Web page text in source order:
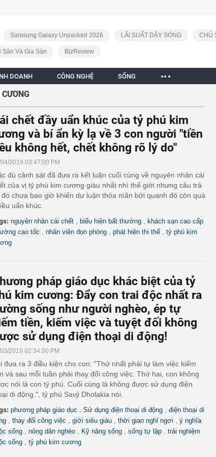
Samsung Galaxy Unpacked 2026 LÃI SUẤT DẬY SÓNG CHỦ
Sản Và Gia Sản BizReview
DOANH CÔNG NGHỆ SỐNG
chết đầy uẩn khúc của tỷ phú kim
và bí ẩn kỳ lạ về 3 con người "tiền
không hết, chết không rõ lý do"
2019 03:47:00 PM
dù cảnh sát đã đưa ra kết luận cuối cùng về nguyên nhân cái
của vị tỷ phú kim cương giàu nhất nhì thế giới nhưng câu trả
đó chưa bao giờ khiến dư luận thỏa mãn bởi quanh đó còn quá
uẩn khúc.
nguyên nhân cái chết biểu hiện bất thường khách sạn cao cấp
cao tốc nhân viên dọn phòng phát hiện thi thể
tỷ phú kim
pháp giáo dục khác biệt của tỷ
kim cương: Đẩy con trai độc nhất ra
sống như người nghèo, ép tự
tiền, kiếm việc và tuyệt đối không
sử dụng điện thoại di động!
2019 02:34:00 PM
đưa ra 3 điều kiện cho con: "Thứ nhất phải tự làm việc kiếm
và sau mỗi tuần phải thay đổi công việc. Thứ hai, con không
nói là con tỷ phú. Cuối cùng là không được sử dụng điện
di động.", tỷ phú Savji Dholakia nói.
phương pháp giáo dục Sử dụng điện thoại di động
điện thoại di
thay đổi công việc giới siêu giàu thời gian nghỉ ngơi
ý nghĩa
sống
nông dân nghèo Kỹ năng sống sống tự lập
trải nghiệm
sống
tỷ phú kim cương